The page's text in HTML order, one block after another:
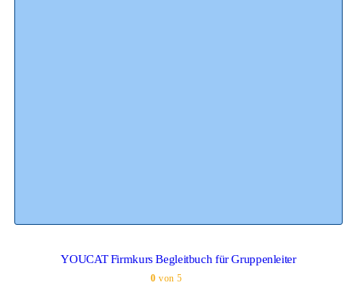
YOUCAT Firmkurs Begleitbuch für Gruppenleiter
0 von 5